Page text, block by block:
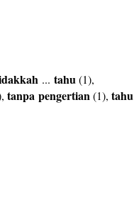
... tahu(1),
tanpa pengertian(1), tahu